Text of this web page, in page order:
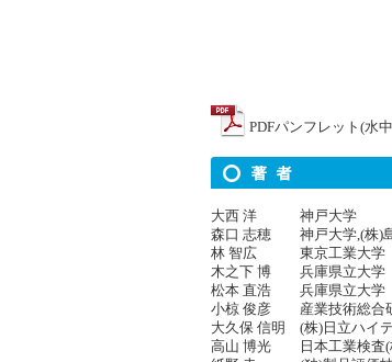
PDFパンフレット(水
大西 洋 神戸大学
森口 志穂 神戸大学,(株)
林 智広 東京工業大学
木之下 博 兵庫県立大学
松本 直浩 兵庫県立大学
小椋 俊彦 産業技術総合
大久保 信明 (株)日立ハイ
高山 博光 日本工業検査(